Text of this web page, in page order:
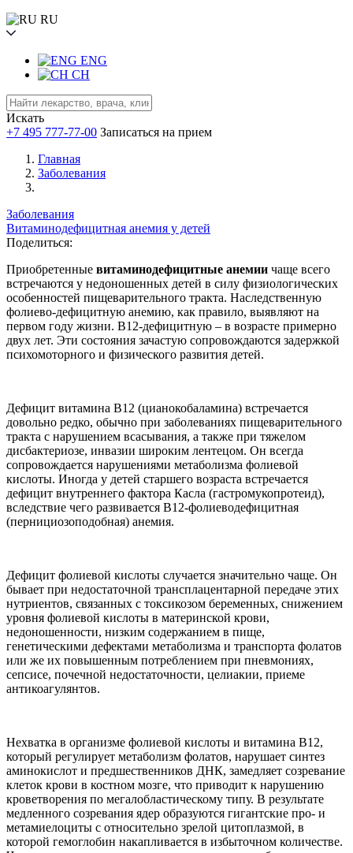
RU
ENG
CH
Искать
+7 495 777-77-00 Записаться на прием
Главная
Заболевания
Заболевания
Витаминодефицитная анемия у детей
Поделиться:
Приобретенные витаминодефицитные анемии чаще всего
встречаются у недоношенных детей в силу физиологических
особенностей пищеварительного тракта. Наследственную
фолиево-дефицитную анемию, как правило, выявляют на
первом году жизни. В12-дефицитную – в возрасте примерно
двух лет. Эти состояния зачастую сопровождаются задержкой
психомоторного и физического развития детей.
Дефицит витамина B12 (цианокобаламина) встречается
довольно редко, обычно при заболеваниях пищеварительного
тракта с нарушением всасывания, а также при тяжелом
дисбактериозе, инвазии широким лентецом. Он всегда
сопровождается нарушениями метаболизма фолиевой
кислоты. Иногда у детей старшего возраста встречается
дефицит внутреннего фактора Касла (гастромукопротеид),
вследствие чего развивается B12-фолиеводефицитная
(пернициозоподобная) анемия.
Дефицит фолиевой кислоты случается значительно чаще. Он
бывает при недостаточной трансплацентарной передаче этих
нутриентов, связанных с токсикозом беременных, снижением
уровня фолиевой кислоты в материнской крови,
недоношенности, низким содержанием в пище,
генетическими дефектами метаболизма и транспорта фолатов
или же их повышенным потреблением при пневмониях,
сепсисе, почечной недостаточности, целиакии, приеме
антикоагулянтов.
Нехватка в организме фолиевой кислоты и витамина B12,
который регулирует метаболизм фолатов, нарушает синтез
аминокислот и предшественников ДНК, замедляет созревание
клеток крови в костном мозге, что приводит к нарушению
кроветворения по мегалобластическому типу. В результате
медленного созревания ядер образуются гигантские про- и
метамиелоциты с относительно зрелой цитоплазмой, в
которой гемоглобин накапливается в избыточном количестве.